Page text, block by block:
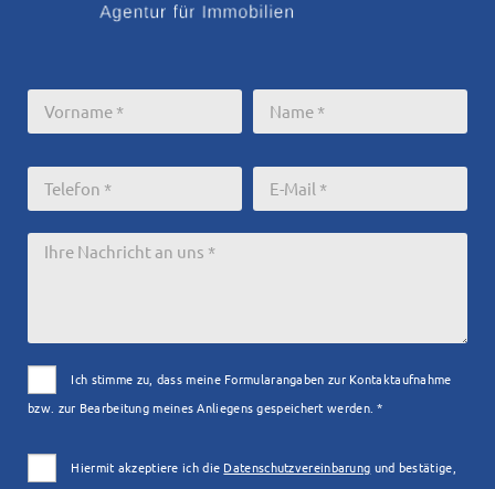
Ich stimme zu, dass meine Formularangaben zur Kontaktaufnahme
bzw. zur Bearbeitung meines Anliegens gespeichert werden. *
Hiermit akzeptiere ich die Datenschutzvereinbarung und bestätige,